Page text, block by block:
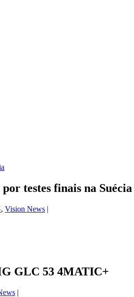
testes finais na Suécia
, Vision News |
GLC 53 4MATIC+
|